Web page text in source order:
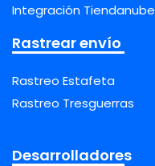
Integración Tiendanube
Rastrear envío
Rastreo Estafeta
Rastreo Tresguerras
Desarrolladores